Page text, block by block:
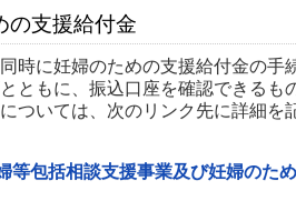
の支援給付金
時に妊婦のための支援給付金の手
とともに、振込口座を確認できるも
ついては、次のリンク先に詳細を
等包括相談支援事業及び妊婦のた